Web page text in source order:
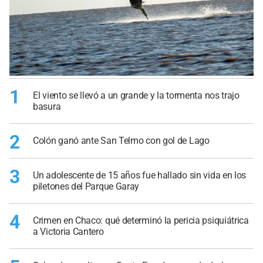
1
El viento se llevó a un grande y la tormenta nos trajo
basura
2 Colón ganó ante San Telmo con gol de Lago
3
Un adolescente de 15 años fue hallado sin vida en los
piletones del Parque Garay
4
Crimen en Chaco: qué determinó la pericia psiquiátrica
a Victoria Cantero